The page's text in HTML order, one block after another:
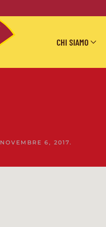
CHI SIAMO
NOVEMBRE 6, 2017.